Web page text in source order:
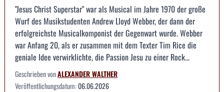
"Jesus Christ Superstar" war als Musical im Jahre 1970 der große
Wurf des Musikstudenten Andrew Lloyd Webber, der dann der
erfolgreichste Musicalkomponist der Gegenwart wurde. Webber
war Anfang 20, als er zusammen mit dem Texter Tim Rice die
geniale Idee verwirklichte, die Passion Jesu zu einer Rock...
Geschrieben vonALEXANDER WALTHER
Veröffentlichungsdatum:06.06.2026